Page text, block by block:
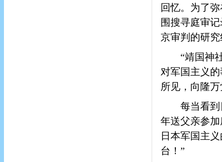
回忆。为了
围搜寻庭审
京审判的研
“靖国神
对军国主义
所见，向隆
每当看
年送父亲参
日本军国主
台！”